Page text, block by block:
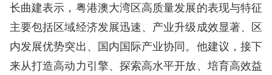
长曲建表示，粤港澳大湾区高质量发展的表现与特征
主要包括区域经济发展迅速、产业升级成效显著、区
内发展优势突出、国内国际产业协同。他建议，接下
来从打造高动力引擎、探索高水平开放、培育高效益